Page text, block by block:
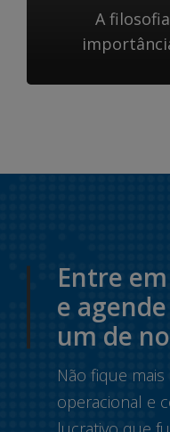
A
Entre
e
um de
Não fique
operacional e